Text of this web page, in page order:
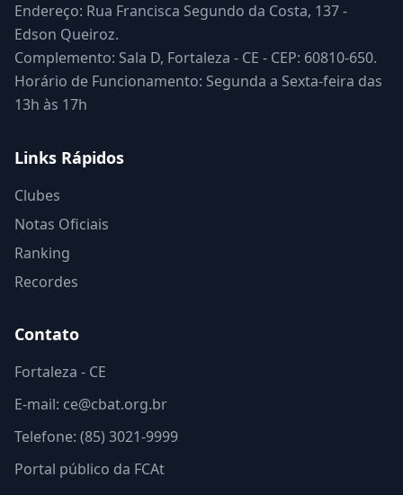
Endereço: Rua Francisca Segundo da Costa, 137 -
Edson Queiroz.
Complemento: Sala D, Fortaleza - CE - CEP: 60810-650.
Horário de Funcionamento: Segunda a Sexta-feira das
13h às 17h
Links Rápidos
Clubes
Notas Oficiais
Ranking
Recordes
Contato
Fortaleza - CE
E-mail: ce@cbat.org.br
Telefone: (85) 3021-9999
Portal público da FCAt